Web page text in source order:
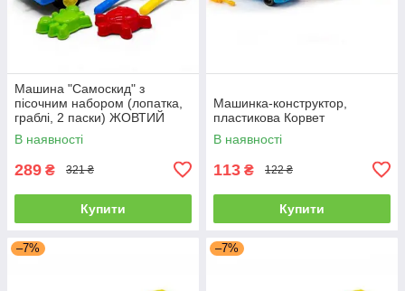
Машина "Самоскид" з
пісочним набором (лопатка,
граблі, 2 паски) ЖОВТИЙ
В наявності
289 ₴ 321 ₴
Купити
Машинка-конструктор,
пластикова Корвет
В наявності
113 ₴ 122 ₴
Купити
–7% –7%